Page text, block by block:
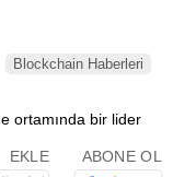
Blockchain Haberleri
EKLE ABONE OL